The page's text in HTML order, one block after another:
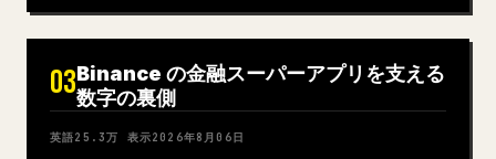
03Binance の金融スーパーアプリを支える
数字の裏側
英語25.3万 表示2026年8月06日